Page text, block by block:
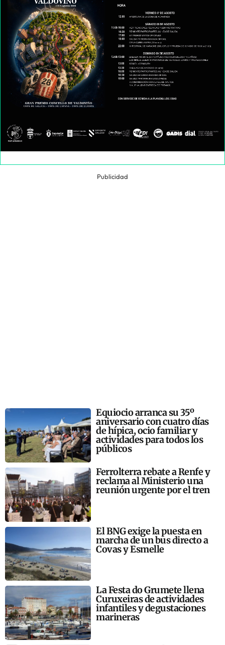
Publicidad
Equiocio arranca su 35º
aniversario con cuatro días
de hípica, ocio familiar y
actividades para todos los
públicos
Ferrolterra rebate a Renfe y
reclama al Ministerio una
reunión urgente por el tren
El BNG exige la puesta en
marcha de un bus directo a
Covas y Esmelle
La Festa do Grumete llena
Curuxeiras de actividades
infantiles y degustaciones
marineras